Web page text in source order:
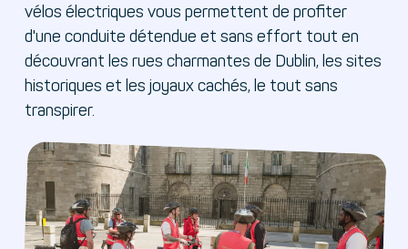
vélos électriques vous permettent de profiter
d'une conduite détendue et sans effort tout en
découvrant les rues charmantes de Dublin, les sites
historiques et les joyaux cachés, le tout sans
transpirer.